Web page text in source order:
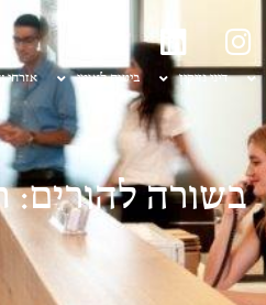
דיני נזיקין ביטוח לאומי אזרחי
בשורה להורים: